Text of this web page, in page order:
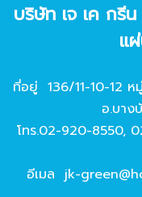
บริษัท เจ เค กรี
แ
ที่อยู่ 136/11-10-12
อ.บาง
โทร.02-920-8550,
อีเมล jk-